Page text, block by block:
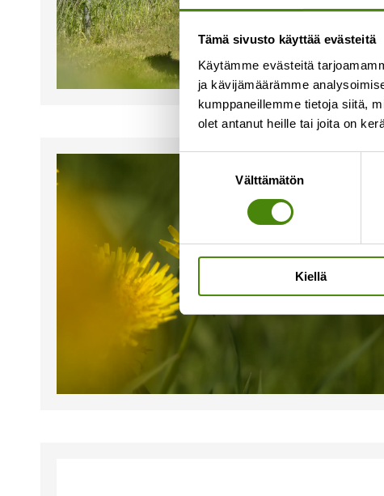
Tämä sivusto käyttää evästeitä
Käytämme evästeitä
ja kävijämäärämme
kumppaneillemme tietoja siitä,
olet antanut heille tai joita on
Välttämätön
Kiellä